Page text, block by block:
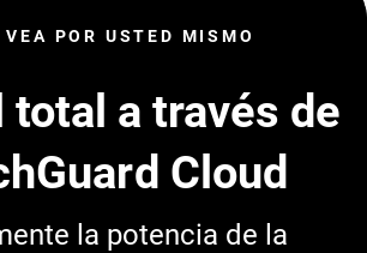
VEA POR USTED MISMO
total a través de
Cloud
la potencia de la